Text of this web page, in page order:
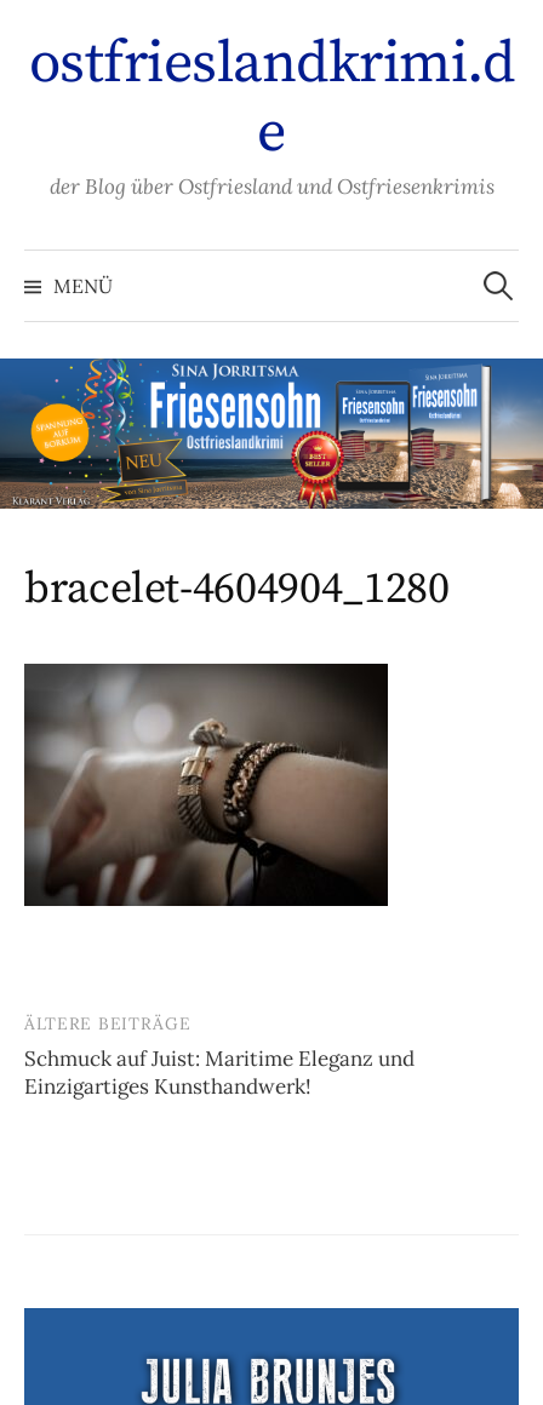
Inhalt
überspringen
ostfrieslandkrimi.d
e
der Blog über Ostfriesland und Ostfriesenkrimis
MENÜ
Suchen
nach:
bracelet-4604904_1280
Beitragsnavigation
ÄLTERE BEITRÄGE
Schmuck auf Juist: Maritime Eleganz und
Einzigartiges Kunsthandwerk!